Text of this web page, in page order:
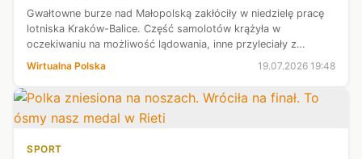
Gwałtowne burze nad Małopolską zakłóciły w niedzielę pracę
lotniska Kraków-Balice. Część samolotów krążyła w
oczekiwaniu na możliwość lądowania, inne przyleciały z
Wirtualna Polska 19.07.2026 19:48
SPORT